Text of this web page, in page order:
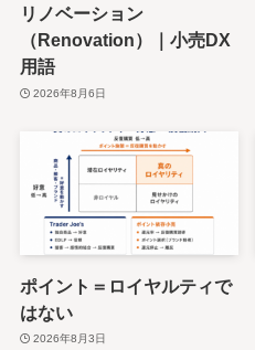
リノベーション
（Renovation）｜小売DX
用語
2026年8月6日
ポイント＝ロイヤルティで
はない
2026年8月3日